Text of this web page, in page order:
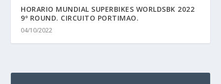
HORARIO MUNDIAL SUPERBIKES WORLDSBK 2022
9º ROUND. CIRCUITO PORTIMAO.
04/10/2022